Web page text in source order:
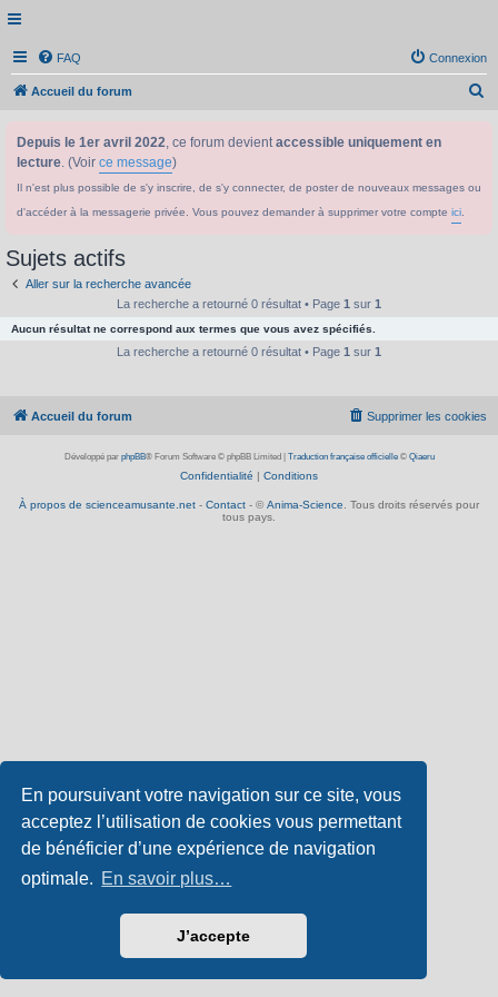
En poursuivant votre navigation sur ce site, vous
acceptez l’utilisation de cookies vous permettant
de bénéficier d’une expérience de navigation
optimale. En savoir plus…
J’accepte
FAQ Connexion
Accueil du forum
Depuis le 1er avril 2022, ce forum devientaccessible uniquement en
lecture. (Voir ce message)
Il n'est plus possible de s'y inscrire, de s'y connecter, de poster de nouveaux messages ou
d'accéder à la messagerie privée. Vous pouvez demander à supprimer votre compte ici
Sujets actifs
Aller sur la recherche avancée
La recherche a retourné 0 résultat • Page 1 sur 1
Aucun résultat ne correspond aux termes que vous avez spécifiés.
La recherche a retourné 0 résultat • Page 1 sur 1
Accueil du forum Supprimer les cookies
Développé par phpBB® Forum Software © phpBB Limited Traduction française officielle© Qiaeru
Confidentialité | Conditions
À propos de scienceamusante.net - Contact - © Anima-Science. Tous droits réservés pour
tous pays.